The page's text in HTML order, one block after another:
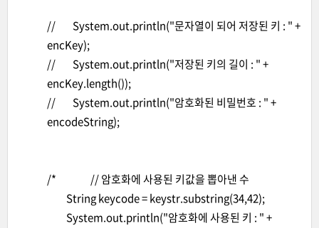
// System.out.println("문자열이 되어 저장된 키 : " +
encKey);
// System.out.println("저장된 키의 길이 : " +
encKey.length());
// System.out.println("암호화된 비밀번호 : " +
encodeString);
/* // 암호화에 사용된 키값을 뽑아낸 수
String keycode = keystr.substring(34,42);
System.out.println("암호화에 사용된 키 : " +